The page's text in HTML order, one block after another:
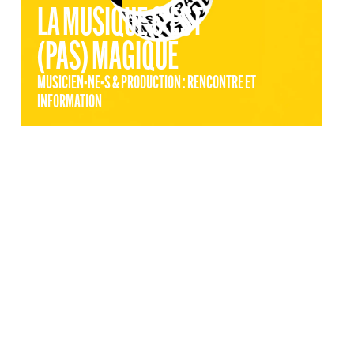
LA MUSIQUE C'EST
(PAS) MAGIQUE
MUSICIEN·NE·S & PRODUCTION : RENCONTRE ET
INFORMATION